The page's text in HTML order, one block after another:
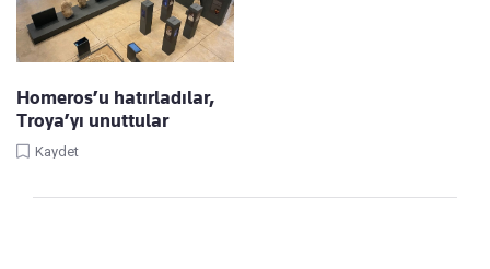
Homeros’u hatırladılar,
Troya’yı unuttular
Kaydet